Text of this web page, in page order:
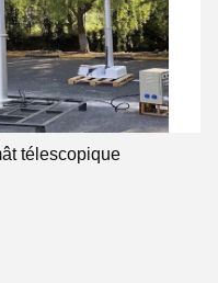
télescopique